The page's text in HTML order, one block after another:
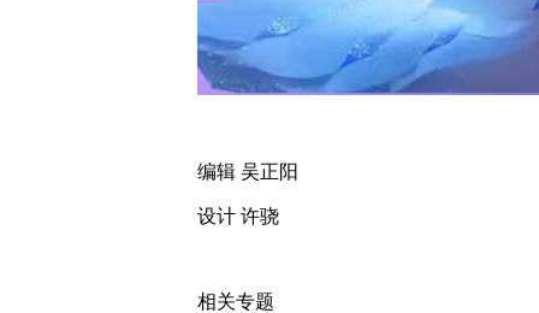
编辑 吴正阳
设计 许骁
相关专题